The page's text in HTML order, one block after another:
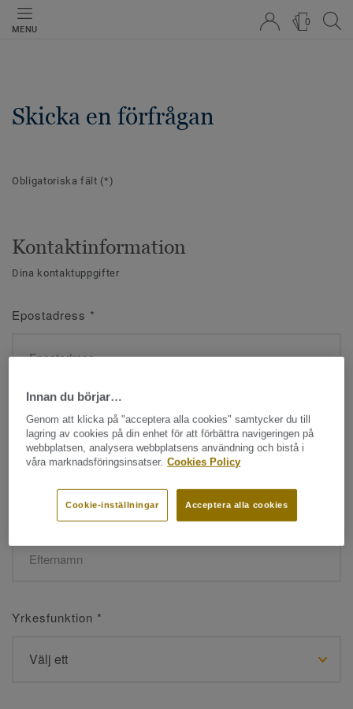
MENU
0
Skicka en förfrågan
Obligatoriska fält (*)
Kontaktinformation
Dina kontaktuppgifter
Epostadress *
Namn*
Efternamn*
Yrkesfunktion *
Innan du börjar…
Genom att klicka på "acceptera alla cookies" samtycker du till
lagring av cookies på din enhet för att förbättra navigeringen på
webbplatsen, analysera webbplatsens användning och bistå i
våra marknadsföringsinsatser. Cookies Policy
Acceptera alla cookies
Cookie-inställningar